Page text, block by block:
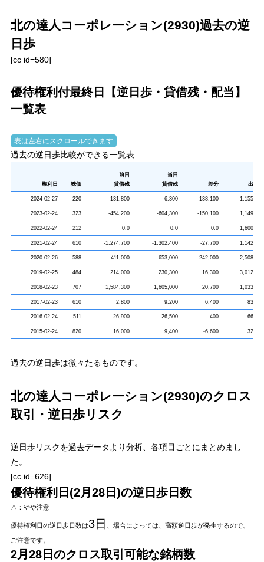
北の達人コーポレーション(2930)過去の逆
日歩
[cc id=580]
優待権利付最終日【逆日歩・貸借残・配当】
一覧表
過去の逆日歩比較ができる一覧表
権利日 株価
前日
貸借残
当日
貸借残
差分 出来高
2024-02-27 220 131,800 -6,300 -138,100 1,155,700
2023-02-24 323 -454,200 -604,300 -150,100 1,149,800
2022-02-24 212 0.0 0.0 0.0 1,600,000
2021-02-24 610 -1,274,700 -1,302,400 -27,700 1,142,200
2020-02-26 588 -411,000 -653,000 -242,000 2,508,500
2019-02-25 484 214,000 230,300 16,300 3,012,500
2018-02-23 707 1,584,300 1,605,000 20,700 1,033,800
2017-02-23 610 2,800 9,200 6,400 83,700
2016-02-24 511 26,900 26,500 -400 66,500
2015-02-24 820 16,000 9,400 -6,600 32,000
過去の逆日歩は微々たるものです。
北の達人コーポレーション(2930)のクロス
取引・逆日歩リスク
逆日歩リスクを過去データより分析、各項目ごとにまとめまし
た。
[cc id=626]
優待権利日(2月28日)の逆日歩日数
△：やや注意
優待権利日の逆日歩日数は3日 、場合によっては、高額逆日歩が発生するので、
ご注意です。
2月28日のクロス取引可能な銘柄数